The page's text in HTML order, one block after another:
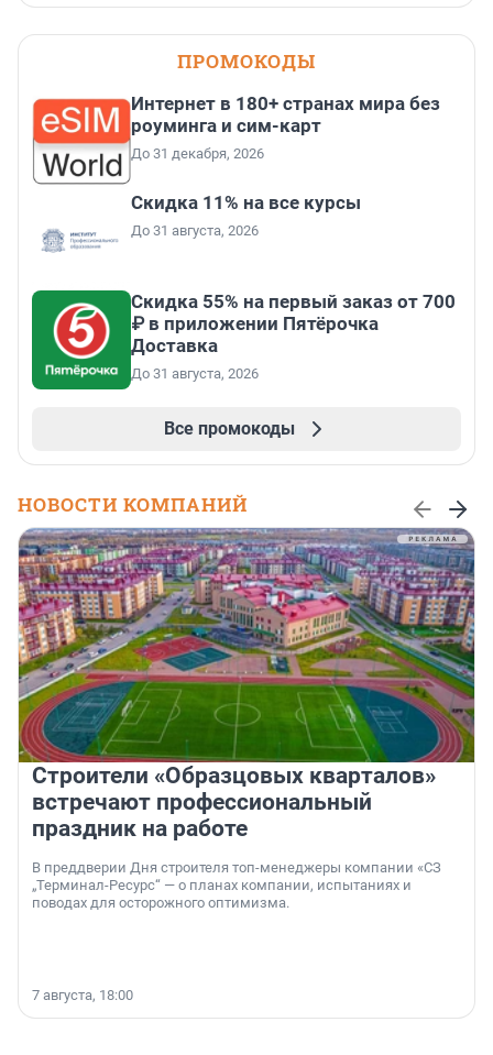
ПРОМОКОДЫ
Интернет в 180+ странах мира без
роуминга и сим-карт
До 31 декабря, 2026
Скидка 11% на все курсы
До 31 августа, 2026
Скидка 55% на первый заказ от 700
₽ в приложении Пятёрочка
Доставка
До 31 августа, 2026
Все промокоды
НОВОСТИ КОМПАНИЙ
Строители «Образцовых кварталов»
встречают профессиональный
праздник на работе
В преддверии Дня строителя топ-менеджеры компании «СЗ
„Терминал-Ресурс“ — о планах компании, испытаниях и
поводах для осторожного оптимизма.
7 августа, 18:00